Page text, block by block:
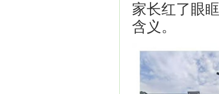
家长红了眼
含义。